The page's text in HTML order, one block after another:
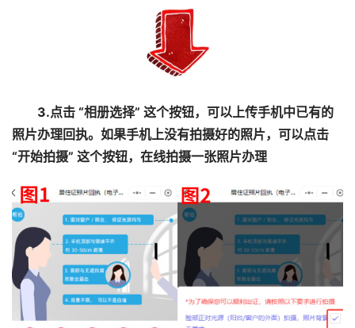
3.点击 “相册选择” 这个按钮，可以上传手机中已有的
照片办理回执。如果手机上没有拍摄好的照片，可以点击
“开始拍摄” 这个按钮，在线拍摄一张照片办理